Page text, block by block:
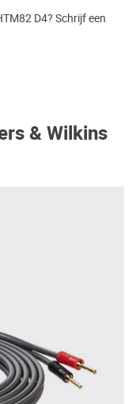
D4? Schrijf een
& Wilkins